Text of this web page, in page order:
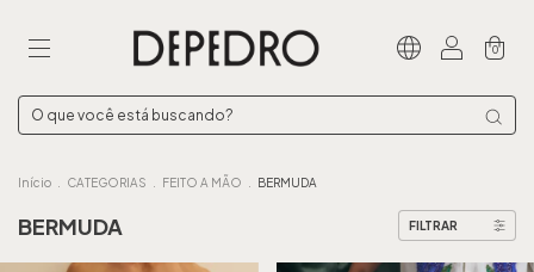
0
Início CATEGORIAS FEITO A MÃO BERMUDA
BERMUDA FILTRAR